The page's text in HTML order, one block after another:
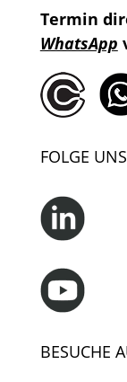
Termin
WhatsApp
FOLGE UNS
BESUCHE